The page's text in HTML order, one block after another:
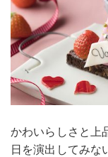
かわいらしさと上
日を演出してみな